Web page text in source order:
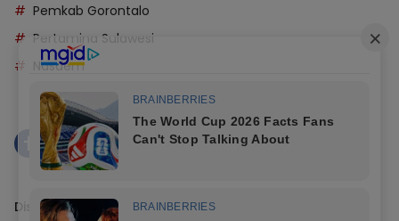
Pemkab Gorontalo
Pertamina Sulawesi
Nasdem
Disclaimer Kode Etik
Redaksi